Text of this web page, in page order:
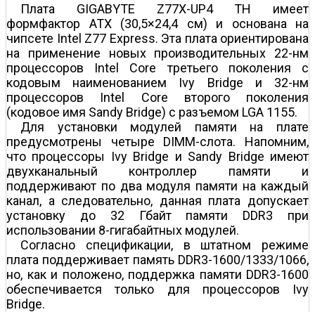
Плата GIGABYTE Z77X-UP4 TH имеет
формфактор ATX (30,5×24,4 см) и основана на
чипсете Intel Z77 Express. Эта плата ориентирована
на применение новых производительных 22-нм
процессоров Intel Core третьего поколения с
кодовым наименованием Ivy Bridge и 32-нм
процессоров Intel Core второго поколения
(кодовое имя Sandy Bridge) с разъемом LGA 1155.
Для установки модулей памяти на плате
предусмотрены четыре DIMM-слота. Напомним,
что процессоры Ivy Bridge и Sandy Bridge имеют
двухканальный контроллер памяти и
поддерживают по два модуля памяти на каждый
канал, а следовательно, данная плата допускает
установку до 32 Гбайт памяти DDR3 при
использовании 8-гигабайтных модулей.
Согласно спецификации, в штатном режиме
плата поддерживает память DDR3-1600/1333/1066,
но, как и положено, поддержка памяти DDR3-1600
обеспечивается только для процессоров Ivy
Bridge.